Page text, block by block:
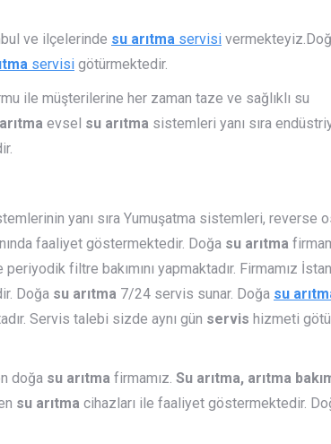
ve ilçelerinde su arıtma servisi
servisi götürmektedir.
ile müşterilerine her zaman taze ve sağlıklı su
evsel su arıtma sistemleri yanı sıra
yanı sıra Yumuşatma sistemleri, reverse
faaliyet göstermektedir. Doğa su arıtma
filtre bakımını yapmaktadır. Firmamız
Doğa su arıtma 7/24 servis sunar. Doğa su
Servis talebi sizde aynı gün servis hizmeti
doğa su arıtma firmamız. Su arıtma, arıtma
su arıtma cihazları ile faaliyet göstermektedir.